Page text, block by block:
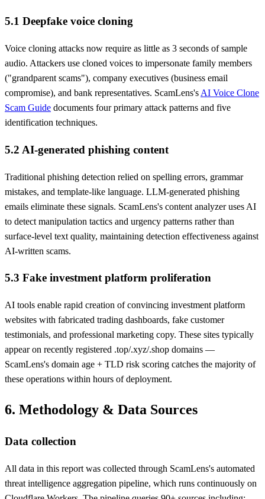
5.1 Deepfake voice cloning
Voice cloning attacks now require as little as 3 seconds of sample
audio. Attackers use cloned voices to impersonate family members
("grandparent scams"), company executives (business email
compromise), and bank representatives. ScamLens's AI Voice Clone
Scam Guide documents four primary attack patterns and five
identification techniques.
5.2 AI-generated phishing content
Traditional phishing detection relied on spelling errors, grammar
mistakes, and template-like language. LLM-generated phishing
emails eliminate these signals. ScamLens's content analyzer uses AI
to detect manipulation tactics and urgency patterns rather than
surface-level text quality, maintaining detection effectiveness against
AI-written scams.
5.3 Fake investment platform proliferation
AI tools enable rapid creation of convincing investment platform
websites with fabricated trading dashboards, fake customer
testimonials, and professional marketing copy. These sites typically
appear on recently registered .top/.xyz/.shop domains —
ScamLens's domain age + TLD risk scoring catches the majority of
these operations within hours of deployment.
6. Methodology & Data Sources
Data collection
All data in this report was collected through ScamLens's automated
threat intelligence aggregation pipeline, which runs continuously on